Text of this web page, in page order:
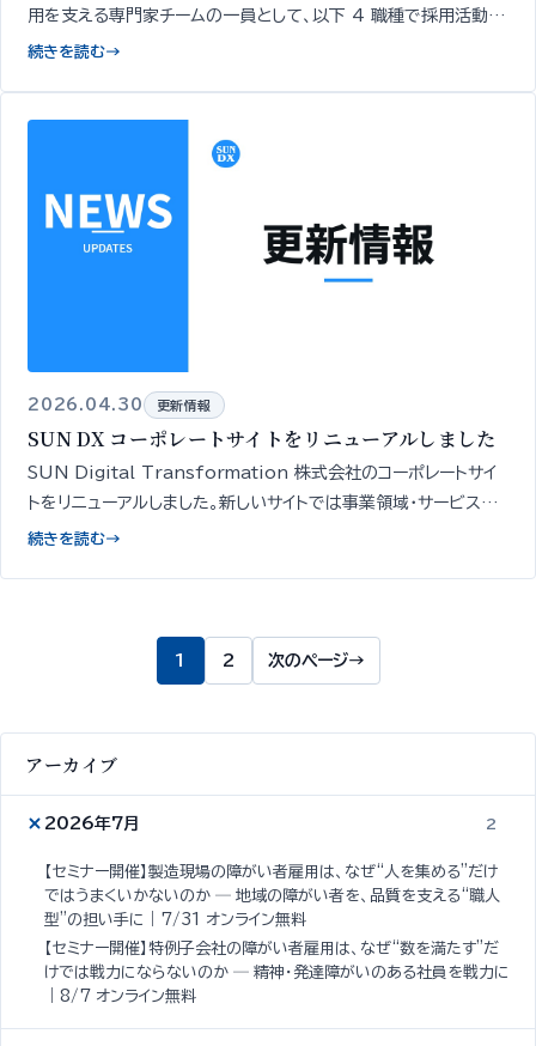
用を支える専門家チームの一員として、以下 4 職種で採用活動を
開始いたしました…
続きを読む→
2026.04.30 更新情報
SUN DX コーポレートサイトをリニューアルしました
SUN Digital Transformation 株式会社のコーポレートサイ
トをリニューアルしました。新しいサイトでは事業領域・サービスの
全体像を一覧でご確認いただけます。
続きを読む→
1 2 次のページ→
アーカイブ
2026年7月 2
【セミナー開催】製造現場の障がい者雇用は、なぜ“人を集める”だけ
ではうまくいかないのか ─ 地域の障がい者を、品質を支える“職人
型”の担い手に｜7/31 オンライン無料
【セミナー開催】特例子会社の障がい者雇用は、なぜ“数を満たす”だ
けでは戦力にならないのか ─ 精神・発達障がいのある社員を戦力に
｜8/7 オンライン無料